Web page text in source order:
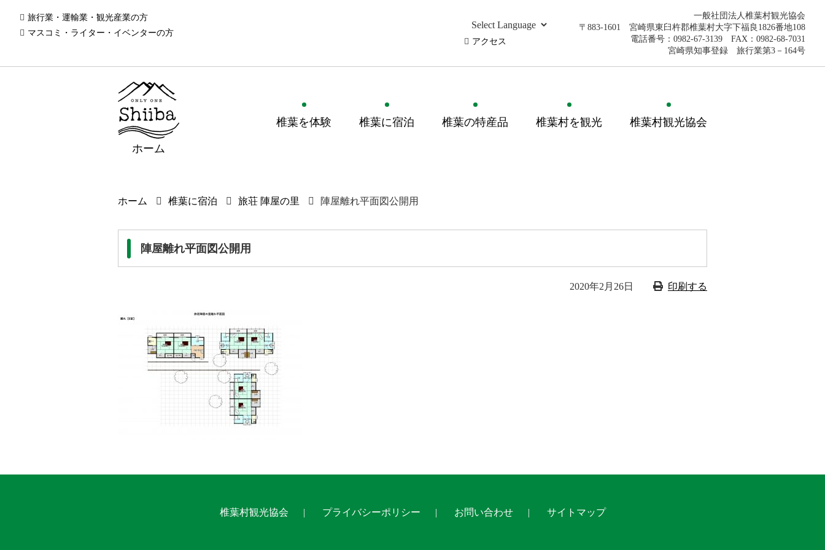
旅行業・運輸業・観光産業の方
マスコミ・ライター・イベンターの方
アクセス
一般社団法人椎葉村観光協会
〒883-1601 宮崎県東臼杵郡椎葉村大字下福良1826番地108
電話番号：0982-67-3139 FAX：0982-68-7031
宮崎県知事登録 旅行業第3－164号
ホーム
椎葉を体験 椎葉に宿泊 椎葉の特産品 椎葉村を観光 椎葉村観光協会
ホーム 椎葉に宿泊 旅荘 陣屋の里 陣屋離れ平面図公開用
陣屋離れ平面図公開用
2020年2月26日 印刷する
椎葉村観光協会 プライバシーポリシー お問い合わせ サイトマップ